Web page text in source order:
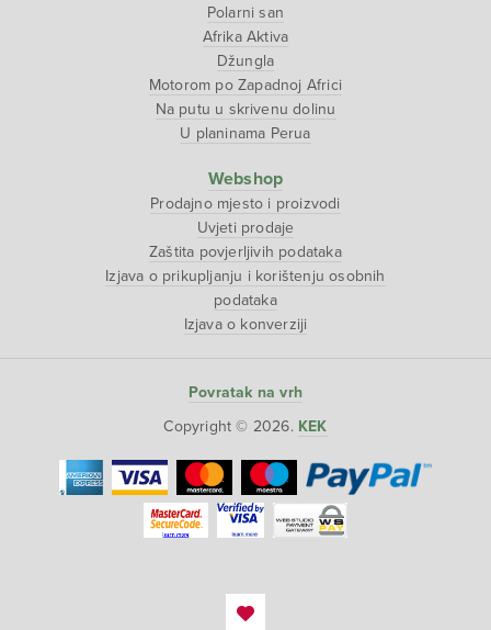
Polarni san
Afrika Aktiva
Džungla
Motorom po Zapadnoj Africi
Na putu u skrivenu dolinu
U planinama Perua
Webshop
Prodajno mjesto i proizvodi
Uvjeti prodaje
Zaštita povjerljivih podataka
Izjava o prikupljanju i korištenju osobnih
podataka
Izjava o konverziji
Povratak na vrh
Copyright © 2026. KEK